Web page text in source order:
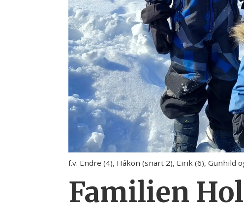
f.v. Endre (4), Håkon (snart 2), Eirik (6), Gunhild
Familien